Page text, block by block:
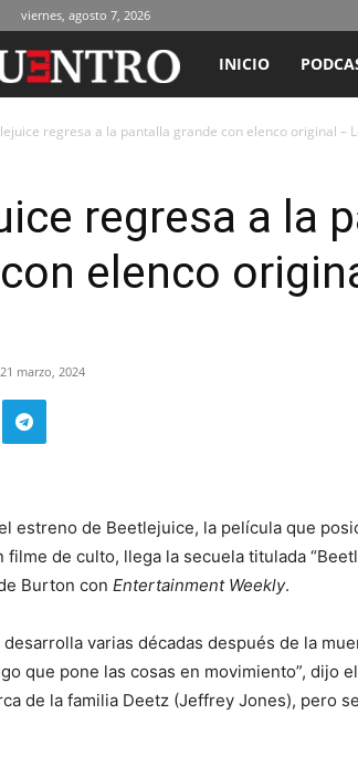
viernes, agosto 7, 2026
ENCUENTRO
RADIO
TELEVISIÓN
INICIO
regresa a la pantalla grande con elenco original –
regresa a la
elenco
21 marzo, 2024
estreno de Beetlejuice, la película que
de culto, llega la secuela titulada
Burton con Entertainment Weekly.
desarrolla varias décadas después de la
que pone las cosas en movimiento”, dijo
de la familia Deetz (Jeffrey Jones), pero